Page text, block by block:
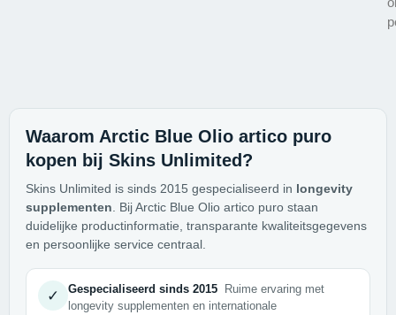
Waarom Arctic Blue Olio artico puro
kopen bij Skins Unlimited?
Skins Unlimited is sinds 2015 gespecialiseerd in longevity
supplementen. Bij Arctic Blue Olio artico puro staan
duidelijke productinformatie, transparante kwaliteitsgegevens
en persoonlijke service centraal.
✓ Gespecialiseerd sinds 2015
Ruime ervaring met
longevity supplementen en internationale